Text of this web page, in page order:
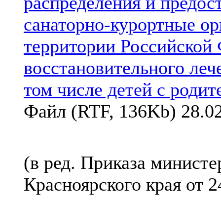
санаторно-курортные
территории
восстановительного
том числе детей с
Файл (RTF, 136Kb)
(в ред. Приказа
Красноярского края от